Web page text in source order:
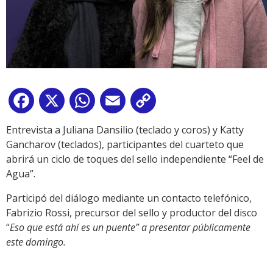
Facebook
X WhatsApp
Email
Link
Entrevista a Juliana Dansilio (teclado y coros) y Katty
Gancharov (teclados), participantes del cuarteto que
abrirá un ciclo de toques del sello independiente “Feel de
Agua”.
Participó del diálogo mediante un contacto telefónico,
Fabrizio Rossi, precursor del sello y productor del disco
“Eso que está ahí es un puente” a presentar públicamente
este domingo.